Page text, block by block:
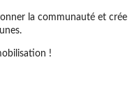
la communauté et crée
!